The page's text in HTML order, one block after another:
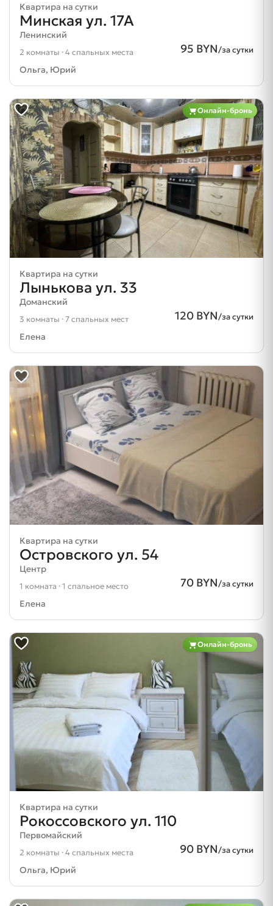
Квартира на сутки
Минская ул. 17А
Ленинский
95 BYN/за сутки
2 комнаты · 4 спальных места
Ольга, Юрий
Онлайн-бронь
Квартира на сутки
Лынькова ул. 33
Доманский
120 BYN/за сутки
3 комнаты · 7 спальных мест
Елена
Квартира на сутки
Островского ул. 54
Центр
70 BYN/за сутки
1 комната · 1 спальное место
Елена
Онлайн-бронь
Квартира на сутки
Рокоссовского ул. 110
Первомайский
90 BYN/за сутки
2 комнаты · 4 спальных места
Ольга, Юрий